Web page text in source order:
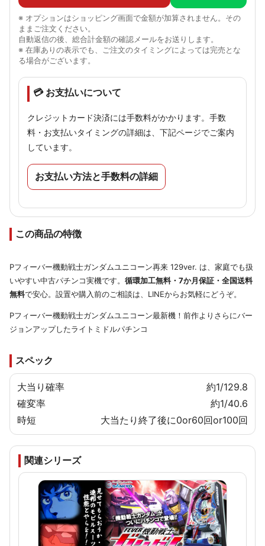
※ オプションはショッピング画面で金額が加算されません。その
ままご注文ください。
自動返信の後、総合計金額の確認メールをお送りします。
※ 在庫ありの表示でも、ご注文のタイミングによっては完売とな
る場合がございます。
💳 お支払いについて
クレジットカード決済には手数料がかかります。手数
料・お支払いタイミングの詳細は、下記ページでご案内
しています。
お支払い方法と手数料の詳細
この商品の特徴
Pフィーバー機動戦士ガンダムユニコーン再来 129ver. は、家庭でも扱
いやすい中古パチンコ実機です。 循環加工無料・7か月保証・全国送料
無料で安心。設置や購入前のご相談は、LINEからお気軽にどうぞ。
Pフィーバー機動戦士ガンダムユニコーン最新機！前作よりさらにバー
ジョンアップしたライトミドルパチンコ
スペック
大当り確率
約1/129.8
確変率
約1/40.6
時短
大当たり終了後に0or60回or100回
関連シリーズ